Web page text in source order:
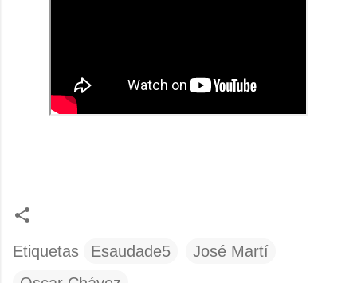
Etiquetas Esaudade5
José Martí